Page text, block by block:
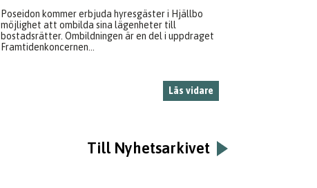
Poseidon kommer erbjuda hyresgäster i Hjällbo
möjlighet att ombilda sina lägenheter till
bostadsrätter. Ombildningen är en del i uppdraget
Framtidenkoncernen...
Läs vidare
Till Nyhetsarkivet